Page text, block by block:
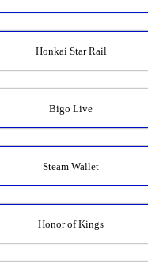
Honkai Star Rail
Bigo Live
Steam Wallet
Honor of Kings